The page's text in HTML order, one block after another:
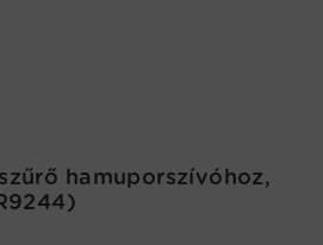
hamuporszívóhoz,